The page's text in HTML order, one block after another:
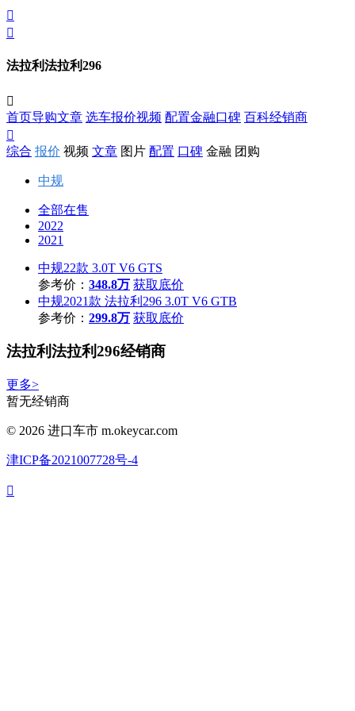


法拉利法拉利296

首页导购文章 选车报价视频 配置金融口碑 百科经销商

综合 报价 视频 文章 图片 配置 口碑 金融 团购
中规
全部在售
2022
2021
中规22款 3.0T V6 GTS
参考价： 348.8万 获取底价
中规2021款 法拉利296 3.0T V6 GTB
参考价： 299.8万 获取底价
法拉利法拉利296经销商
更多>
暂无经销商
© 2026 进口车市 m.okeycar.com
津ICP备2021007728号-4
